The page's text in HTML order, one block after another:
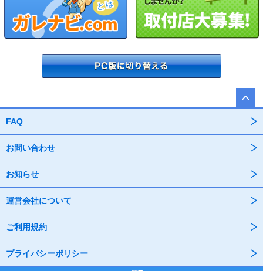
FAQ
お問い合わせ
お知らせ
運営会社について
ご利用規約
プライバシーポリシー